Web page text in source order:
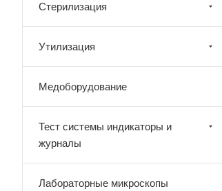
Стерилизация
Утилизация
Медоборудование
Тест системы индикаторы и
журналы
Лабораторные микроскопы